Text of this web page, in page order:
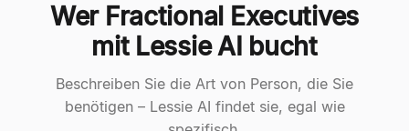
Wer Fractional Executives
mit Lessie AI bucht
Beschreiben Sie die Art von Person, die Sie
benötigen – Lessie AI findet sie, egal wie